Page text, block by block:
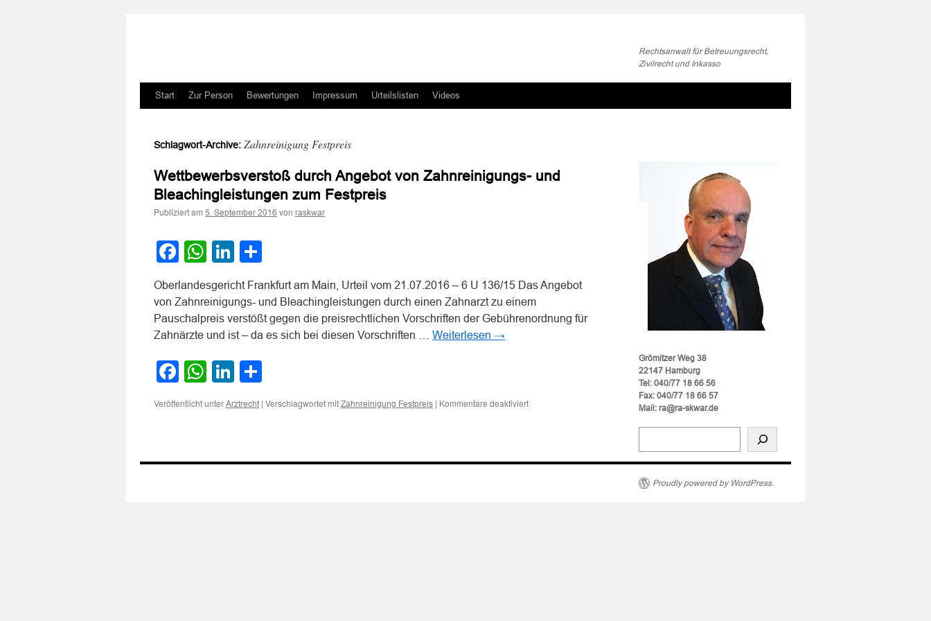
Rechtsanwalt für Betreuungsrecht,
Zivilrecht und Inkasso
Zum
springen
Start Zur Person Bewertungen Impressum Urteilslisten Videos
Schlagwort-Archive: Zahnreinigung Festpreis
Wettbewerbsverstoß durch Angebot von Zahnreinigungs- und
Bleachingleistungen zum Festpreis
Publiziert am 5. September 2016 von raskwar
Facebook
WhatsApp
LinkedIn
Oberlandesgericht Frankfurt am Main, Urteil vom 21.07.2016 – 6 U 136/15 Das Angebot
von Zahnreinigungs- und Bleachingleistungen durch einen Zahnarzt zu einem
Pauschalpreis verstößt gegen die preisrechtlichen Vorschriften der Gebührenordnung für
Zahnärzte und ist – da es sich bei diesen Vorschriften … Weiterlesen →
Facebook
WhatsApp
LinkedIn
Veröffentlicht unter Arztrecht | Verschlagwortet mit Zahnreinigung Festpreis | Kommentare deaktiviertfür
Zahnreinigungs-
Grömitzer Weg 38
22147 Hamburg
Tel: 040/77 18 66 56
Fax: 040/77 18 66 57
Mail: ra@ra-skwar.de
Proudly powered by WordPress.